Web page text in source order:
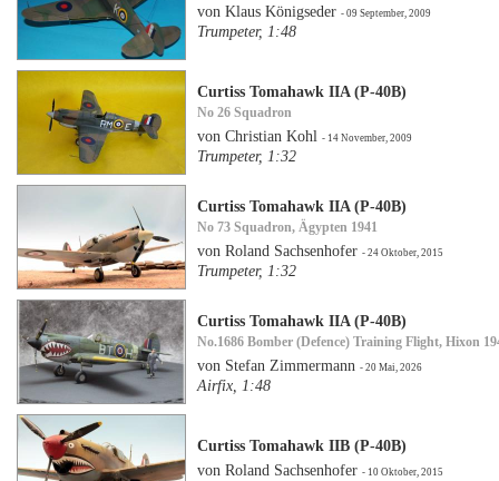
von Klaus Königseder- 09 September, 2009
Trumpeter, 1:48
Curtiss Tomahawk IIA (P-40B)
No 26 Squadron
von Christian Kohl- 14 November, 2009
Trumpeter, 1:32
Curtiss Tomahawk IIA (P-40B)
No 73 Squadron, Ägypten 1941
von Roland Sachsenhofer- 24 Oktober, 2015
Trumpeter, 1:32
Curtiss Tomahawk IIA (P-40B)
No.1686 Bomber (Defence) Training Flight, Hixon
von Stefan Zimmermann- 20 Mai, 2026
Airfix, 1:48
Curtiss Tomahawk IIB (P-40B)
von Roland Sachsenhofer- 10 Oktober, 2015